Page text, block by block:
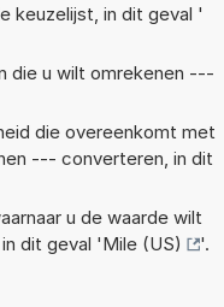
keuzelijst, in dit geval '
die u wilt omrekenen ---
die overeenkomt met
--- converteren, in dit
u de waarde wilt
dit geval 'Mile (US) '.